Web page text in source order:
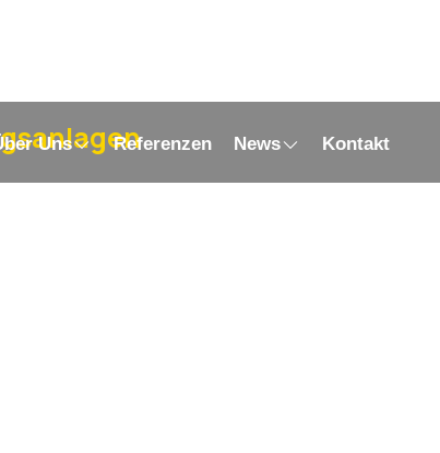
Uns Referenzen News Kontakt